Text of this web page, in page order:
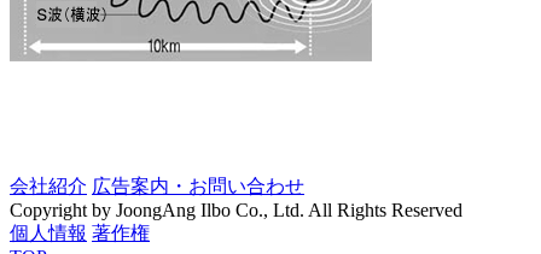
会社紹介 広告案内・お問い合わせ
Copyright by JoongAng Ilbo Co., Ltd. All Rights Reserved
個人情報 著作権